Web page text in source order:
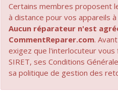
Certains membres proposent
à distance pour vos appareils
Aucun réparateur n'est
CommentReparer.com.
exigez que l'interlocuteur
SIRET, ses Conditions
sa politique de gestion des